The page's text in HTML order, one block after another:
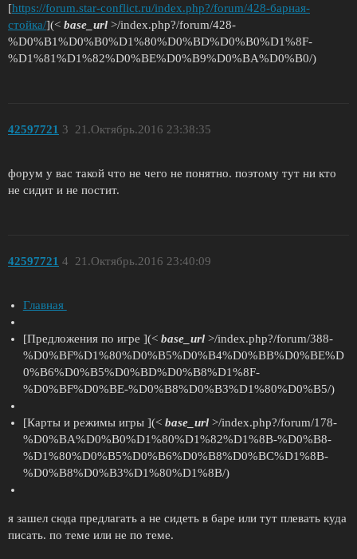
[https://forum.star-conflict.ru/index.php?/forum/428-барная-
стойка/](< base_url >/index.php?/forum/428-
%D0%B1%D0%B0%D1%80%D0%BD%D0%B0%D1%8F-
%D1%81%D1%82%D0%BE%D0%B9%D0%BA%D0%B0/)
42597721 21.Октябрь.2016 23:38:35
3
форум у вас такой что не чего не понятно. поэтому тут ни кто
не сидит и не постит.
42597721 21.Октябрь.2016 23:40:09
4
Главная
[Предложения по игре ](< base_url>/index.php?/forum/388-
%D0%BF%D1%80%D0%B5%D0%B4%D0%BB%D0%BE%D
0%B6%D0%B5%D0%BD%D0%B8%D1%8F-
%D0%BF%D0%BE-%D0%B8%D0%B3%D1%80%D0%B5/)
[Карты и режимы игры ](< base_url>/index.php?/forum/178-
%D0%BA%D0%B0%D1%80%D1%82%D1%8B-%D0%B8-
%D1%80%D0%B5%D0%B6%D0%B8%D0%BC%D1%8B-
%D0%B8%D0%B3%D1%80%D1%8B/)
я зашел сюда предлагать а не сидеть в баре или тут плевать куда
писать. по теме или не по теме.